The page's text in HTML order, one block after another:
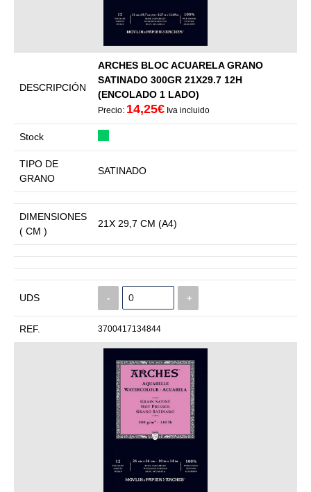
DESCRIPCIÓN
ARCHES BLOC ACUARELA GRANO
SATINADO 300GR 21X29.7 12H
(ENCOLADO 1 LADO)
Precio: 14,25€ Iva incluido
Stock
TIPO DE
GRANO
SATINADO
DIMENSIONES
( CM )
21X 29,7 CM (A4)
UDS - +
REF. 3700417134844